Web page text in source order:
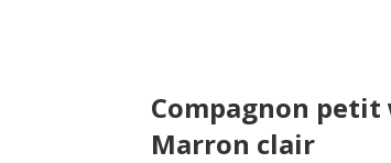
Compagnon petit
Marron clair